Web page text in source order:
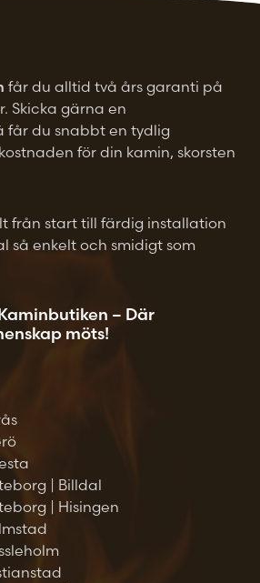
får du alltid två års garanti på
Skicka gärna en
får du snabbt en tydlig
för din kamin, skorsten
från start till färdig installation
så enkelt och smidigt som
– Där
möts!
| Billdal
| Hisingen